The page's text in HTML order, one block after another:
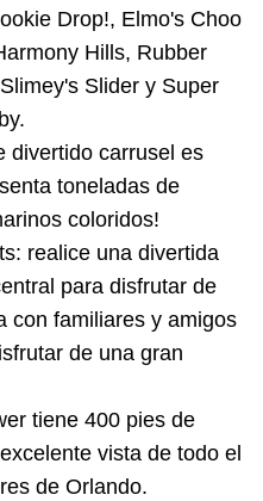
Drop!, Elmo's Choo
Hills, Rubber
Slider y Super
divertido carrusel es
toneladas de
coloridos!
realice una divertida
para disfrutar de
con familiares y amigos
de una gran
tiene 400 pies de
vista de todo el
de Orlando.